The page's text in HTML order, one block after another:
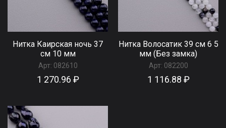
Нитка Каирская ночь 37
см 10 мм
Арт: 082610
1 270.96 ₽
Нитка Волосатик 39 см 6 5
мм (Без замка)
Арт: 082200
1 116.88 ₽